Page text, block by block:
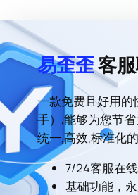
易歪歪客
一款免费且好用的
手）,能够为您节
统一,高效,标准化
7/24客服在
基础功能，